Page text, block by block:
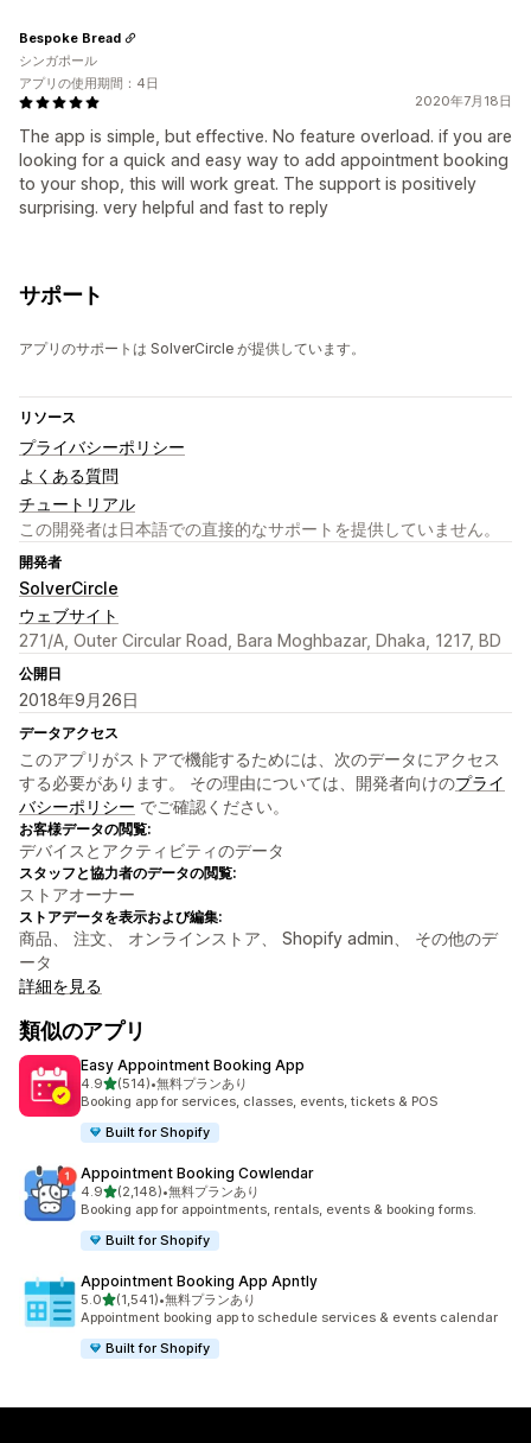
2020年7月18日
The app is simple, but effective. No feature overload. if you are
looking for a quick and easy way to add appointment booking
to your shop, this will work great. The support is positively
surprising. very helpful and fast to reply
Bespoke Bread
シンガポール
アプリの使用期間：4日
サポート
アプリのサポートは SolverCircle が提供しています。
リソース
プライバシーポリシー
よくある質問
チュートリアル
この開発者は日本語での直接的なサポートを提供していません。
開発者
SolverCircle
ウェブサイト
271/A, Outer Circular Road, Bara Moghbazar, Dhaka, 1217, BD
公開日
2018年9月26日
データアクセス
このアプリがストアで機能するためには、次のデータにアクセス
する必要があります。 その理由については、開発者向けのプライ
バシーポリシー でご確認ください。
お客様データの閲覧:
デバイスとアクティビティのデータ
スタッフと協力者のデータの閲覧:
ストアオーナー
ストアデータを表示および編集:
商品、 注文、 オンラインストア、 Shopify admin、 その他のデ
ータ
詳細を見る
類似のアプリ
Easy Appointment Booking App
4.95つ星中
(514)
合計レビュー数：514件
•無料プランあり
Booking app for services, classes, events, tickets & POS
Built for Shopify
Appointment Booking Cowlendar
4.95つ星中
(2,148)
合計レビュー数：2148件
•無料プランあり
Booking app for appointments, rentals, events & booking forms.
Built for Shopify
Appointment Booking App Apntly
5.05つ星中
(1,541)
合計レビュー数：1541件
•無料プランあり
Appointment booking app to schedule services & events calendar
Built for Shopify